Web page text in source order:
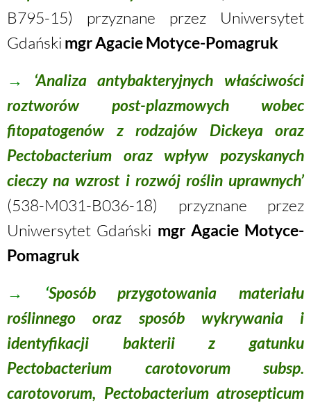
B795-15) przyznane przez Uniwersytet
Gdański mgr Agacie Motyce-Pomagruk
→
‘Analiza antybakteryjnych właściwości
roztworów post-plazmowych wobec
fitopatogenów z rodzajów Dickeya oraz
Pectobacterium oraz wpływ pozyskanych
cieczy na wzrost i rozwój roślin uprawnych’
(538-M031-B036-18) przyznane przez
Uniwersytet Gdański mgr Agacie Motyce-
Pomagruk
→ ‘Sposób przygotowania materiału
roślinnego oraz sposób wykrywania i
identyfikacji bakterii z gatunku
Pectobacterium carotovorum subsp.
carotovorum, Pectobacterium atrosepticum